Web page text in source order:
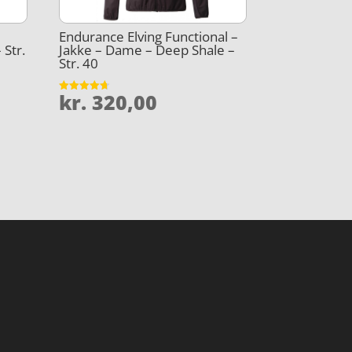
Str.
Endurance Elving Functional –
Jakke – Dame – Deep Shale –
Str. 40
Vurderet
4.7
kr. 320,00